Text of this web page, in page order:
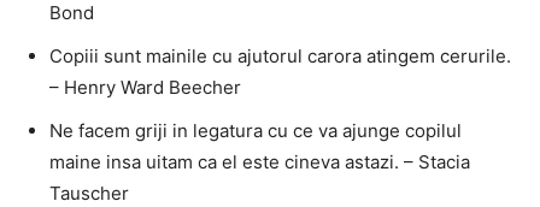
Bond
Copiii sunt mainile cu ajutorul carora atingem cerurile.
– Henry Ward Beecher
Ne facem griji in legatura cu ce va ajunge copilul
maine insa uitam ca el este cineva astazi. – Stacia
Tauscher